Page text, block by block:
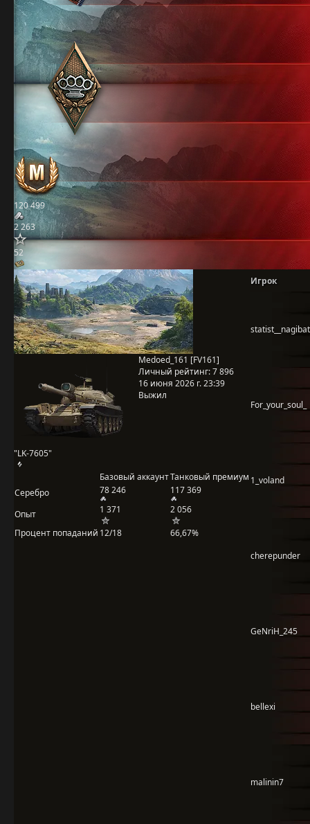
120 499
2 263
52
"LK-7605"
Medoed_161 [FV161]
Личный рейтинг:7 896
16 июня 2026 г. 23:39
Выжил
Базовый аккаунтТанковый премиум
Серебро
78 246 117 369
Опыт 1 371
2 056
Процент попаданий 12/18 66,67%
Игрок
For_your_soul_
1_voland
cherepunder
GeNriH_245
bellexi
malinin7